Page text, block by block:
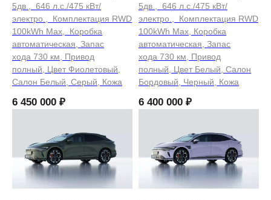
5дв., 646 л.с./475 кВт/
электро., Комплектация RWD
100kWh Max, Коробка
автоматическая, Запас
хода 730 км, Привод
полный, Цвет Фиолетовый,
Салон Белый, Серый, Кожа
6 450 000 ₽
5дв., 646 л.с./475 кВт/
электро., Комплектация RWD
100kWh Max, Коробка
автоматическая, Запас
хода 730 км, Привод
полный, Цвет Белый, Салон
Бордовый, Черный, Кожа
6 400 000 ₽